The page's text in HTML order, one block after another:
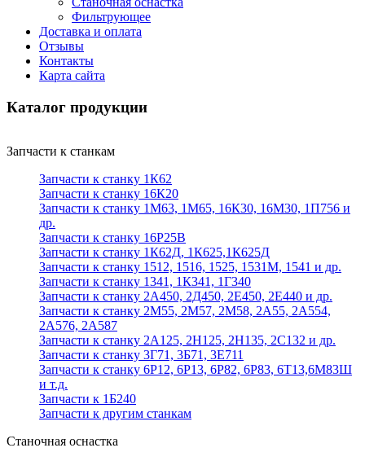
Фильтрующее
Доставка и оплата
Отзывы
Контакты
Карта сайта
Каталог продукции
Запчасти к станкам
Запчасти к станку 1К62
Запчасти к станку 16К20
Запчасти к станку 1М63, 1М65, 16К30, 16М30, 1П756 и
др.
Запчасти к станку 16Р25В
Запчасти к станку 1К62Д, 1К625,1К625Д
Запчасти к станку 1512, 1516, 1525, 1531М, 1541 и др.
Запчасти к станку 1341, 1К341, 1Г340
Запчасти к станку 2А450, 2Д450, 2Е450, 2Е440 и др.
Запчасти к станку 2М55, 2М57, 2М58, 2А55, 2А554,
2А576, 2А587
Запчасти к станку 2А125, 2Н125, 2Н135, 2С132 и др.
Запчасти к станку 3Г71, 3Б71, 3Е711
Запчасти к станку 6Р12, 6Р13, 6Р82, 6Р83, 6Т13,6М83Ш
и т.д.
Запчасти к 1Б240
Запчасти к другим станкам
Станочная оснастка